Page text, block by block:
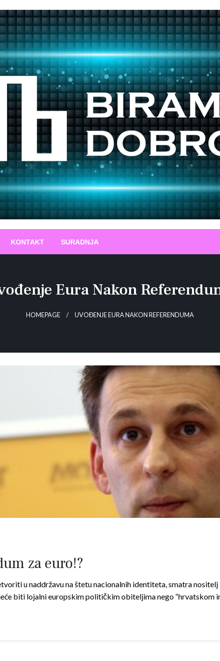
KONTAKT SURADNJA
Eura Nakon
HOMEPAGE UVOĐENJE EURA NAKON REFERENDUMA
za euro!?
u naddržavu na štetu nacionalnih identiteta, smatra
biti lojalni europskim političkim obiteljima nego “hrvatskom